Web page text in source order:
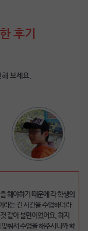
후기
보세요.
해야하기 때문에 각 학생의
라는 긴 시간을 수업하더라
같아 불만이었어요. 하지
춰서 수업을 해주시니까 학